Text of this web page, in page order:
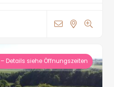
Details siehe Öffnungszeiten